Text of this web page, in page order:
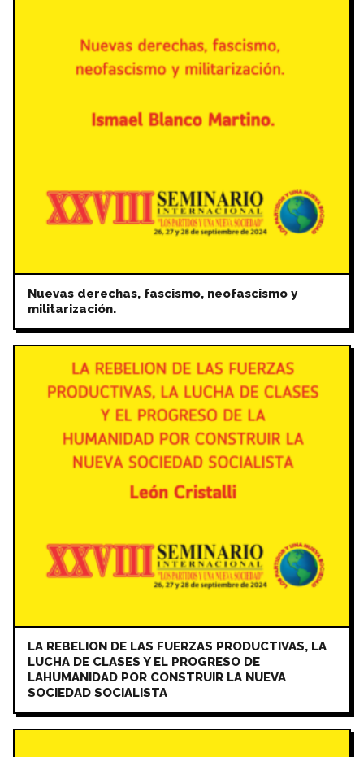
Nuevas derechas, fascismo, neofascismo y
militarización.
LA REBELION DE LAS FUERZAS PRODUCTIVAS, LA
LUCHA DE CLASES Y EL PROGRESO DE
LAHUMANIDAD POR CONSTRUIR LA NUEVA
SOCIEDAD SOCIALISTA